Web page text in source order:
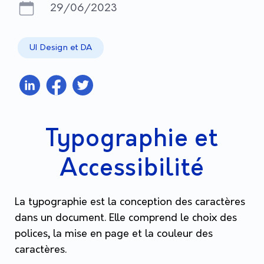
29/06/2023
UI Design et DA
Typographie et
Accessibilité
La typographie est la conception des caractères
dans un document. Elle comprend le choix des
polices, la mise en page et la couleur des
caractères.